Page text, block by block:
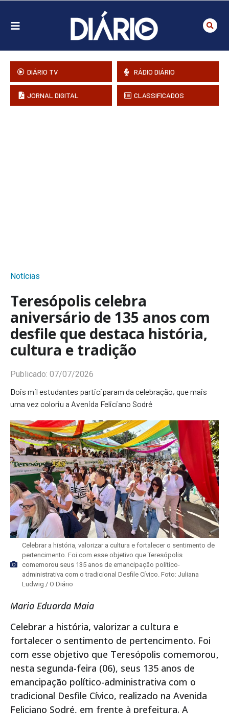
DIÁRIO TV RÁDIO DIÁRIO
JORNAL DIGITAL CLASSIFICADOS
Notícias
Teresópolis celebra
aniversário de 135 anos com
desfile que destaca história,
cultura e tradição
Publicado: 07/07/2026
Dois mil estudantes participaram da celebração, que mais
uma vez coloriu a Avenida Feliciano Sodré
Celebrar a história, valorizar a cultura e fortalecer o sentimento de
pertencimento. Foi com esse objetivo que Teresópolis
comemorou seus 135 anos de emancipação político-
administrativa com o tradicional Desfile Cívico. Foto: Juliana
Ludwig / O Diário
Maria Eduarda Maia
Celebrar a história, valorizar a cultura e
fortalecer o sentimento de pertencimento. Foi
com esse objetivo que Teresópolis comemorou,
nesta segunda-feira (06), seus 135 anos de
emancipação político-administrativa com o
tradicional Desfile Cívico, realizado na Avenida
Feliciano Sodré, em frente à prefeitura. A